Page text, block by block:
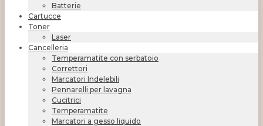
Batterie
Cartucce
Toner
Laser
Cancelleria
Temperamatite con serbatoio
Correttori
Marcatori Indelebili
Pennarelli per lavagna
Cucitrici
Temperamatite
Marcatori a gesso liquido